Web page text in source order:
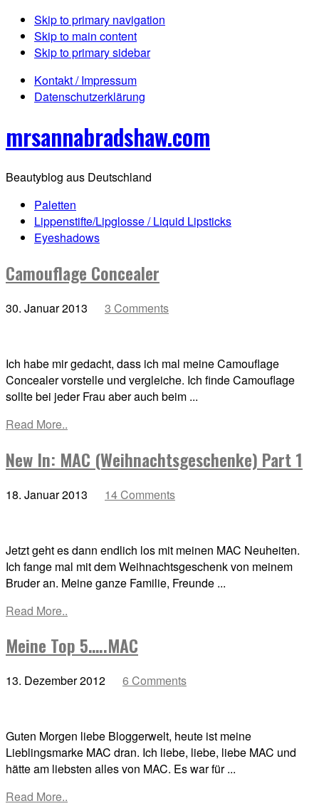
Skip to primary navigation
Skip to main content
Skip to primary sidebar
Kontakt / Impressum
Datenschutzerklärung
mrsannabradshaw.com
Beautyblog aus Deutschland
Paletten
Lippenstifte/Lipglosse / Liquid Lipsticks
Eyeshadows
Camouflage Concealer
30. Januar 2013 3 Comments
Ich habe mir gedacht, dass ich mal meine Camouflage
Concealer vorstelle und vergleiche. Ich finde Camouflage
sollte bei jeder Frau aber auch beim ...
Read More..
New In: MAC (Weihnachtsgeschenke) Part 1
18. Januar 2013 14 Comments
Jetzt geht es dann endlich los mit meinen MAC Neuheiten.
Ich fange mal mit dem Weihnachtsgeschenk von meinem
Bruder an. Meine ganze Familie, Freunde ...
Read More..
Meine Top 5…..MAC
13. Dezember 2012 6 Comments
Guten Morgen liebe Bloggerwelt, heute ist meine
Lieblingsmarke MAC dran. Ich liebe, liebe, liebe MAC und
hätte am liebsten alles von MAC. Es war für ...
Read More..